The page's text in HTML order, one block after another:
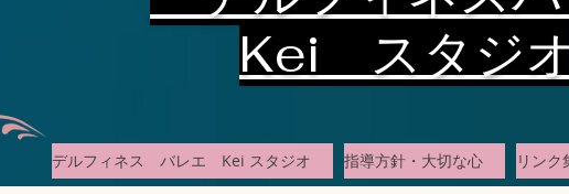
Kei スタジ
デルフィネス バレエ Kei スタジオ 指導方針・大切な心 リンク